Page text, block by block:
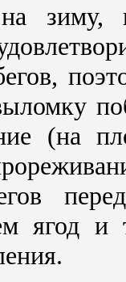
зиму,
(на
ягод и